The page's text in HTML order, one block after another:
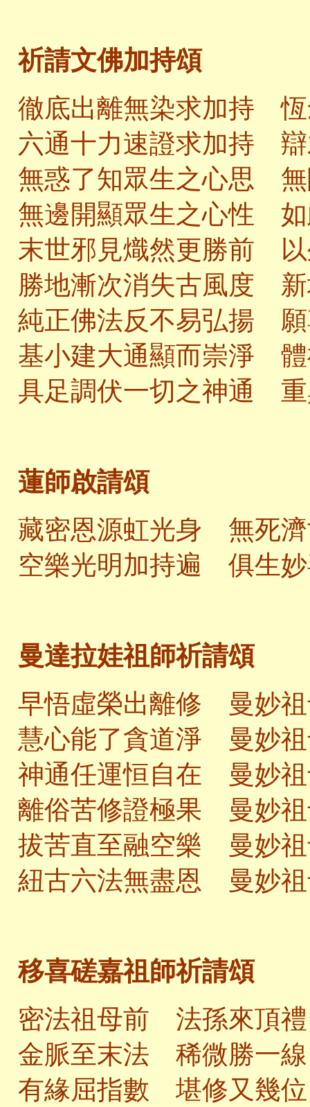
祈請文佛加持頌
徹底出離無染求加持 恆
六通十力速證求加持 辯
無惑了知眾生之心思 無
無邊開顯眾生之心性 如
末世邪見熾然更勝前 以
勝地漸次消失古風度
純正佛法反不易弘揚 願
基小建大通顯而崇淨 體
具足調伏一切之神通 重
蓮師啟請頌
藏密恩源虹光身 無死濟
空樂光明加持遍 俱生
曼達拉娃祖師祈請頌
早悟虛榮出離修 曼妙祖
慧心能了貪道淨 曼妙祖
神通任運恒自在 曼妙祖
離俗苦修證極果 曼妙祖
拔苦直至融空樂 曼妙祖
紐古六法無盡恩 曼妙祖
移喜磋嘉祖師祈請頌
密法祖母前 法孫來頂禮
金脈至末法 稀微勝一線
有緣屈指數 堪修又幾位